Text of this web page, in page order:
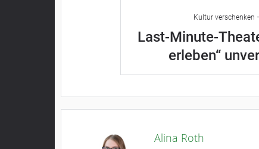
Kultur verschenken
Last-Minute-
erleben“
Alina Roth